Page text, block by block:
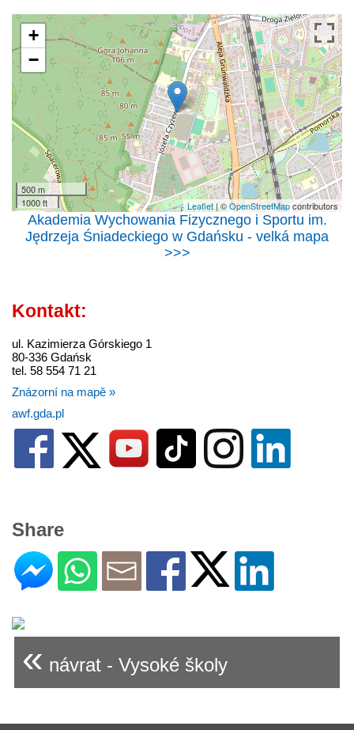
+
−
500 m
1000 ft
Leaflet| ©OpenStreetMapcontributors
Akademia Wychowania Fizycznego i Sportu im.
Jędrzeja Śniadeckiego w Gdańsku - velká mapa
>>>
Kontakt:
ul. Kazimierza Górskiego 1
80-336 Gdańsk
tel. 58 554 71 21
Znázorní na mapě »
awf.gda.pl
Share
« návrat - Vysoké školy